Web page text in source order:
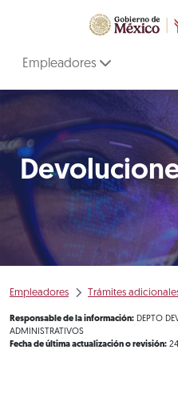
Empleadores
Empleadores Trámites
Responsable de la información: DEPTO
ADMINISTRATIVOS
Fecha de última actualización o revisión: